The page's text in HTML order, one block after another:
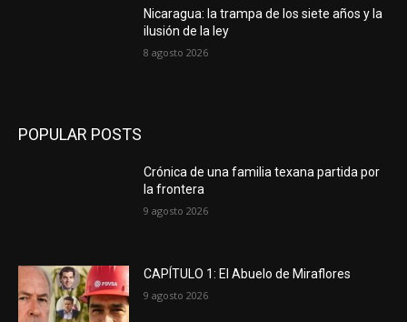
Nicaragua: la trampa de los siete años y la
ilusión de la ley
8 agosto 2026
POPULAR POSTS
Crónica de una familia texana partida por
la frontera
9 agosto 2026
CAPÍTULO 1: El Abuelo de Miraflores
9 agosto 2026